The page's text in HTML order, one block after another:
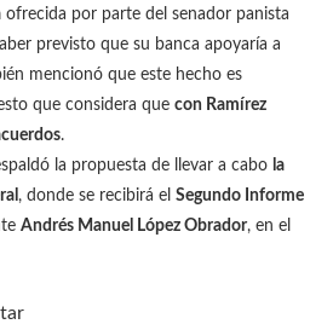
ofrecida por parte del senador panista
previsto que su banca apoyaría a
mencionó que este hecho es
que considera que con Ramírez
.
la propuesta de llevar a cabo la
, donde se recibirá el Segundo Informe
Andrés Manuel López Obrador, en el